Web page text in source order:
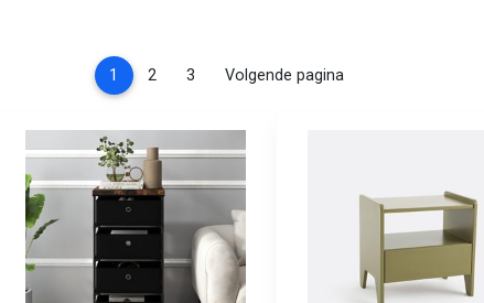
1 (current)
2 3 Volgende pagina